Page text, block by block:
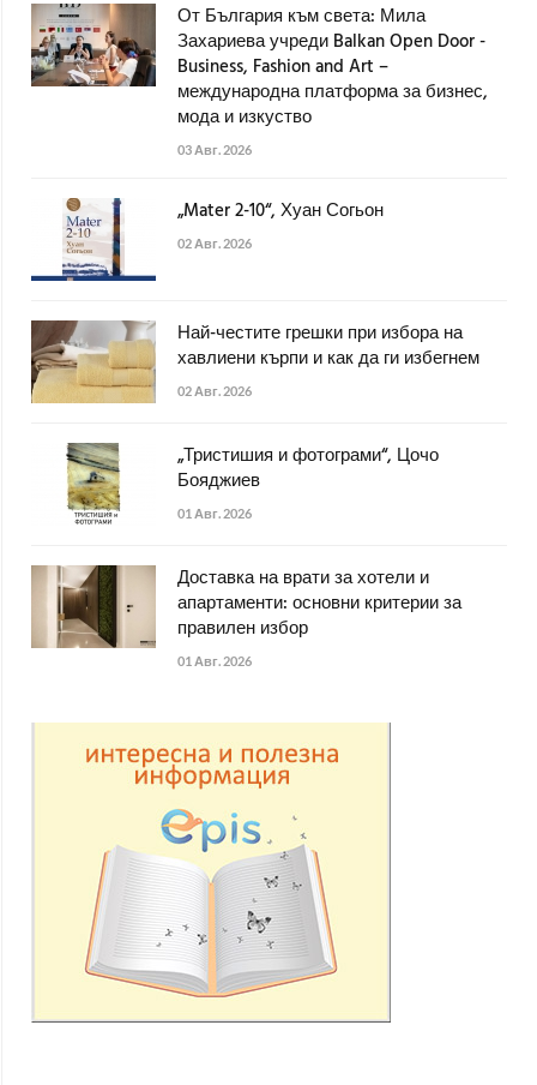
От България към света: Мила
Захариева учреди Balkan Open Door -
Business, Fashion and Art –
международна платформа за бизнес,
мода и изкуство
03 Авг. 2026
„Mater 2-10“, Хуан Согьон
02 Авг. 2026
Най-честите грешки при избора на
хавлиени кърпи и как да ги избегнем
02 Авг. 2026
„Тристишия и фотограми“, Цочо
Бояджиев
01 Авг. 2026
Доставка на врати за хотели и
апартаменти: основни критерии за
правилен избор
01 Авг. 2026